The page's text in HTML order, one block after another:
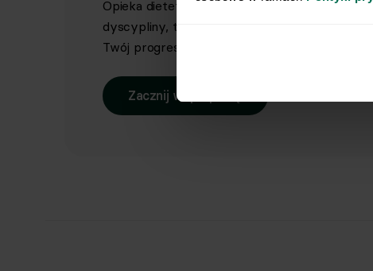
Opieka dietetyka sportowego i indywidualny
dyscypliny, treningów i sportowych celów. Nie
Twój progres.
Zacznij współpracę